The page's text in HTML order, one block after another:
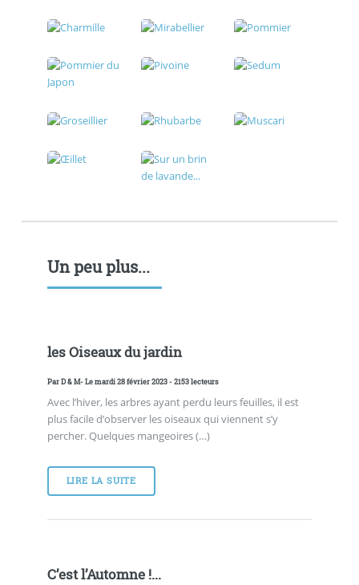
Un peu plus...
les Oiseaux du jardin
ParD & M- Le mardi 28 février 2023 - 2153 lecteurs
Avec l’hiver, les arbres ayant perdu leurs feuilles, il est
plus facile d’observer les oiseaux qui viennent s’y
percher. Quelques mangeoires (…)
LIRE LA SUITE
C’est l’Automne !...